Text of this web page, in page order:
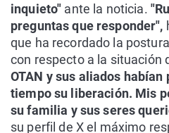
inquieto" ante la noticia.
preguntas que responder",
que ha recordado la
con respecto a la situación
OTAN y sus aliados
tiempo su liberación. Mis
su familia y sus seres
su perfil de X el máximo